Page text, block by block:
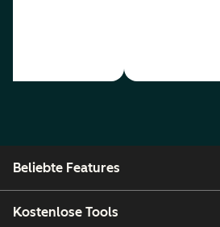
Beliebte Features
Kostenlose Tools